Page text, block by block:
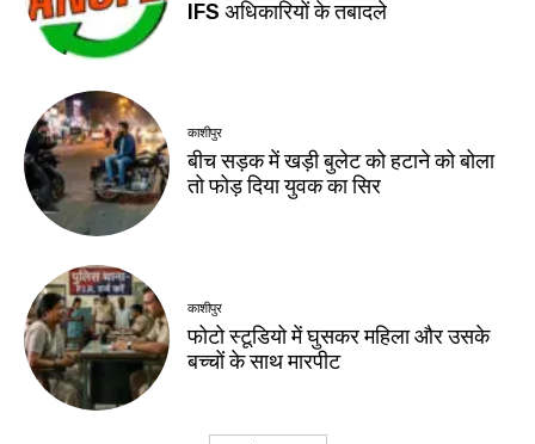
IFS अधिकारियों के तबादले
काशीपुर
बीच सड़क में खड़ी बुलेट को हटाने को बोला
तो फोड़ दिया युवक का सिर
काशीपुर
फोटो स्टूडियो में घुसकर महिला और उसके
बच्चों के साथ मारपीट